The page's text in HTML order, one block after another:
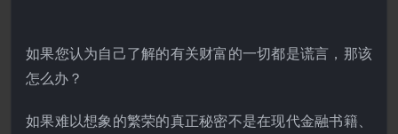
如果您认为自己了解的有关财富的一切都是谎言，那该
怎么办？
如果难以想象的繁荣的真正秘密不是在现代金融书籍、